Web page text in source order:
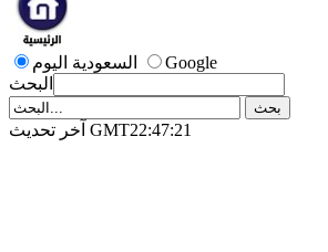
السعودية اليوم
Google
البحث
آخر تحديث GMT22:47:21